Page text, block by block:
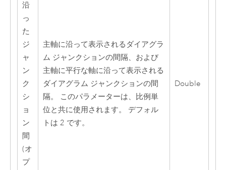
沿
っ
た
ジ
ャ
ン
ク
シ
ョ
ン
間
(オ
プ
主軸に沿って表示されるダイアグラ
ム ジャンクションの間隔、および
主軸に平行な軸に沿って表示される
ダイアグラム ジャンクションの間
隔。 このパラメーターは、比例単
位と共に使用されます。 デフォル
トは 2 です。
Double